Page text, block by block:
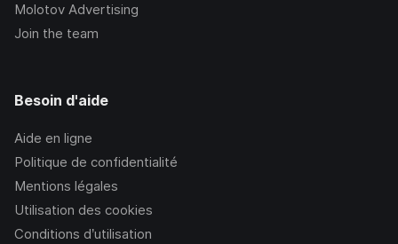
Molotov Advertising
Join the team
Besoin d'aide
Aide en ligne
Politique de confidentialité
Mentions légales
Utilisation des cookies
Conditions d’utilisation